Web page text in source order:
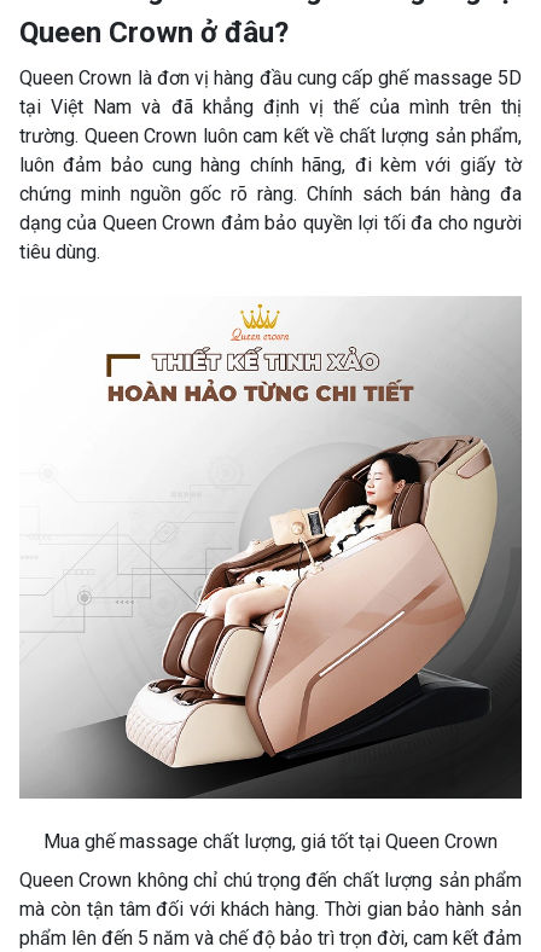
Queen Crown ở đâu?
Queen Crown là đơn vị hàng đầu cung cấp ghế massage 5D
tại Việt Nam và đã khẳng định vị thế của mình trên thị
trường. Queen Crown luôn cam kết về chất lượng sản phẩm,
luôn đảm bảo cung hàng chính hãng, đi kèm với giấy tờ
chứng minh nguồn gốc rõ ràng. Chính sách bán hàng đa
dạng của Queen Crown đảm bảo quyền lợi tối đa cho người
tiêu dùng.
Mua ghế massage chất lượng, giá tốt tại Queen Crown
Queen Crown không chỉ chú trọng đến chất lượng sản phẩm
mà còn tận tâm đối với khách hàng. Thời gian bảo hành sản
phẩm lên đến 5 năm và chế độ bảo trì trọn đời, cam kết đảm